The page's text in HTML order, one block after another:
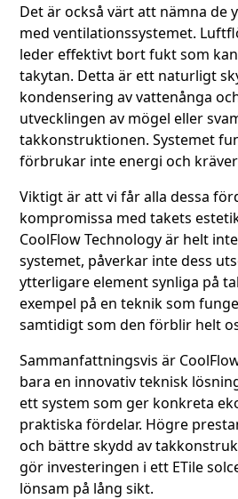
Det är också värt att nämna de
med ventilationssystemet.
leder effektivt bort fukt som
takytan. Detta är ett naturligt
kondensering av vattenånga
utvecklingen av mögel eller
takkonstruktionen. Systemet
förbrukar inte energi och
Viktigt är att vi får alla dessa
kompromissa med takets
CoolFlow Technology är helt
systemet, påverkar inte dess
ytterligare element synliga på
exempel på en teknik som
samtidigt som den förblir helt
Sammanfattningsvis är
bara en innovativ teknisk
ett system som ger konkreta
praktiska fördelar. Högre
och bättre skydd av
gör investeringen i ett ETile
lönsam på lång sikt.